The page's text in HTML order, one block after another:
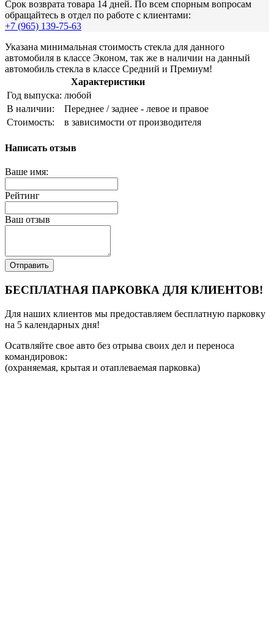
Срок возврата товара 14 дней. По всем спорным вопросам
обращайтесь в отдел по работе с клиентами:
+7 (965) 139-75-63
Указана минимальная стоимость стекла для данного
автомобиля в классе Эконом, так же в наличии на данный
автомобиль стекла в классе Средний и Премиум!
Характеристики
Год выпуска: любой
В наличии:
Переднее / заднее - левое и правое
Стоимость:
в зависимости от производителя
Написать отзыв
Ваше имя:
Рейтинг
Ваш отзыв
Отправить
БЕСПЛАТНАЯ ПАРКОВКА ДЛЯ КЛИЕНТОВ!
Для наших клиентов мы предоставляем бесплатную парковку
на 5 календарных дня!
Осатвляйте свое авто без отрыва своих дел и переноса
командировок:
(охраняемая, крытая и отаплеваемая парковка)